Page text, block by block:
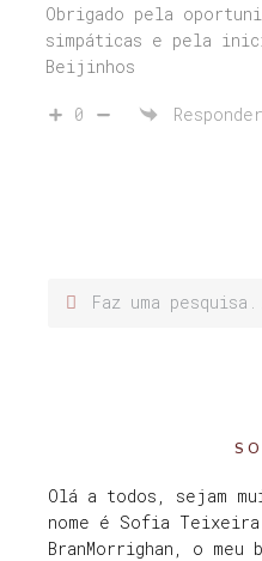
Obrigado pela
simpáticas e pela
Beijinhos
0 Responder
Olá a todos, sejam
nome é Sofia
BranMorrighan, o